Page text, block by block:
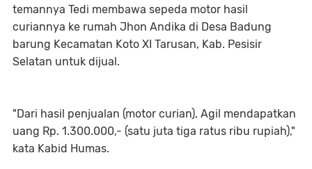
temannya Tedi membawa sepeda motor hasil
curiannya ke rumah Jhon Andika di Desa Badung
barung Kecamatan Koto XI Tarusan, Kab. Pesisir
Selatan untuk dijual.
"Dari hasil penjualan (motor curian), Agil mendapatkan
uang Rp. 1.300.000,- (satu juta tiga ratus ribu rupiah),"
kata Kabid Humas.